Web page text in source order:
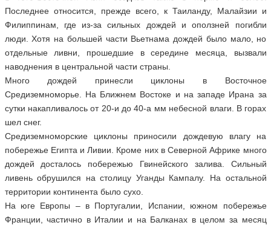
Последнее относится, прежде всего, к Таиланду, Малайзии и
Филиппинам, где из-за сильных дождей и оползней погибли
люди. Хотя на большей части Вьетнама дождей было мало, но
отдельные ливни, прошедшие в середине месяца, вызвали
наводнения в центральной части страны.
Много дождей принесли циклоны в Восточное
Средиземноморье. На Ближнем Востоке и на западе Ирана за
сутки накапливалось от 20-и до 40-а мм небесной влаги. В горах
шел снег.
Средиземноморские циклоны приносили дождевую влагу на
побережье Египта и Ливии. Кроме них в Северной Африке много
дождей досталось побережью Гвинейского залива. Сильный
ливень обрушился на столицу Уганды Кампалу. На остальной
территории континента было сухо.
На юге Европы – в Португалии, Испании, южном побережье
Франции, частично в Италии и на Балканах в целом за месяц